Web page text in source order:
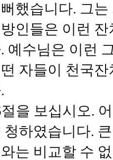
했습니다. 그
인들은 이런
예수님은 이런
자들이 천국
절을 보십시오.
청하였습니다.
는 비교할 수